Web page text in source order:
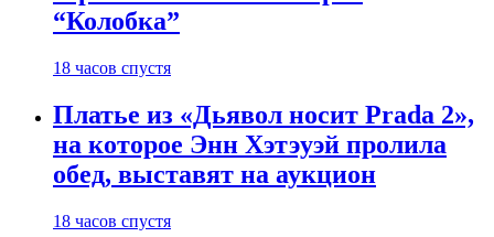
“Колобка”
18 часов спустя
Платье из «Дьявол носит Prada 2»,
на которое Энн Хэтэуэй пролила
обед, выставят на аукцион
18 часов спустя